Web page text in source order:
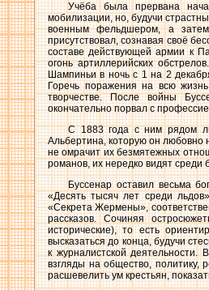
Учёба была прервана
мобилизации, но, будучи
военным фельдшером, а
присутствовал, сознавая своё
составе действующей армии к
огонь артиллерийских
Шампиньи в ночь с 1 на 2
Горечь поражения на всю
творчестве. После войны
окончательно порвал с
С 1883 года с ним рядом
Альбертина, которую он любовно
не омрачит их безмятежных
романов, их нередко видят среди
Буссенар оставил весьма
«Десять тысяч лет среди
«Секрета Жермены»,
рассказов. Сочиняя
исторические), то есть
высказаться до конца, будучи
к журналистской
взгляды на общество, политику,
расшевелить ум крестьян,